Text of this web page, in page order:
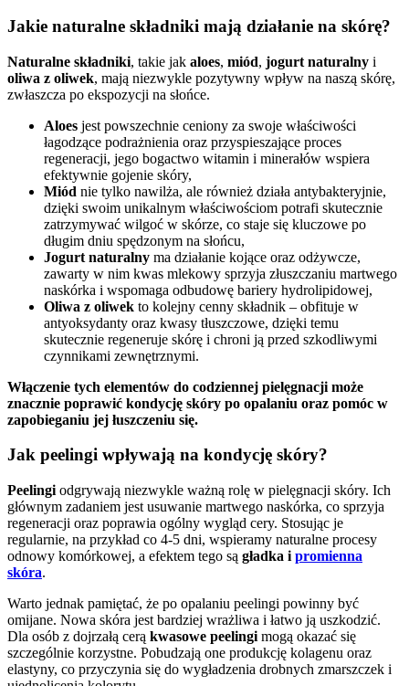
Jakie naturalne składniki mają działanie na skórę?
Naturalne składniki, takie jak aloes, miód, jogurt naturalny i
oliwa z oliwek, mają niezwykle pozytywny wpływ na naszą skórę,
zwłaszcza po ekspozycji na słońce.
Aloes jest powszechnie ceniony za swoje właściwości
łagodzące podrażnienia oraz przyspieszające proces
regeneracji, jego bogactwo witamin i minerałów wspiera
efektywnie gojenie skóry,
Miód nie tylko nawilża, ale również działa antybakteryjnie,
dzięki swoim unikalnym właściwościom potrafi skutecznie
zatrzymywać wilgoć w skórze, co staje się kluczowe po
długim dniu spędzonym na słońcu,
Jogurt naturalny ma działanie kojące oraz odżywcze,
zawarty w nim kwas mlekowy sprzyja złuszczaniu martwego
naskórka i wspomaga odbudowę bariery hydrolipidowej,
Oliwa z oliwek to kolejny cenny składnik – obfituje w
antyoksydanty oraz kwasy tłuszczowe, dzięki temu
skutecznie regeneruje skórę i chroni ją przed szkodliwymi
czynnikami zewnętrznymi.
Włączenie tych elementów do codziennej pielęgnacji może
znacznie poprawić kondycję skóry po opalaniu oraz pomóc w
zapobieganiu jej łuszczeniu się.
Jak peelingi wpływają na kondycję skóry?
Peelingi odgrywają niezwykle ważną rolę w pielęgnacji skóry. Ich
głównym zadaniem jest usuwanie martwego naskórka, co sprzyja
regeneracji oraz poprawia ogólny wygląd cery. Stosując je
regularnie, na przykład co 4-5 dni, wspieramy naturalne procesy
odnowy komórkowej, a efektem tego są gładka i promienna
skóra.
Warto jednak pamiętać, że po opalaniu peelingi powinny być
omijane. Nowa skóra jest bardziej wrażliwa i łatwo ją uszkodzić.
Dla osób z dojrzałą cerą kwasowe peelingi mogą okazać się
szczególnie korzystne. Pobudzają one produkcję kolagenu oraz
elastyny, co przyczynia się do wygładzenia drobnych zmarszczek i